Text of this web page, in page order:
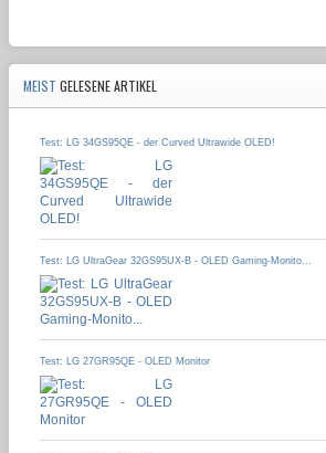
MEIST GELESENE ARTIKEL
Test: LG 34GS95QE - der Curved Ultrawide OLED!
Test: LG UltraGear 32GS95UX-B - OLED Gaming-Monito...
Test: LG 27GR95QE - OLED Monitor